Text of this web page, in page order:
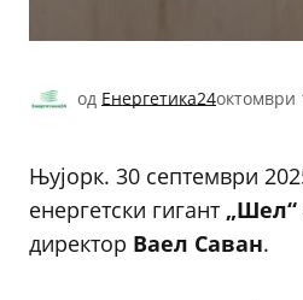
од Енергетика24октомври
Њујорк. 30 септември
енергетски гигант „Шел“
директор Ваел Саван.